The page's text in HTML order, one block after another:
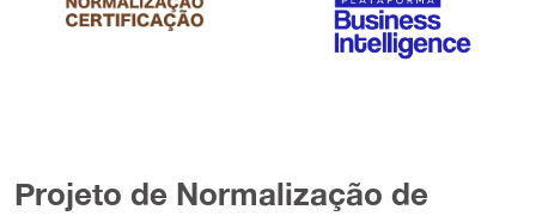
Projeto de Normalização de